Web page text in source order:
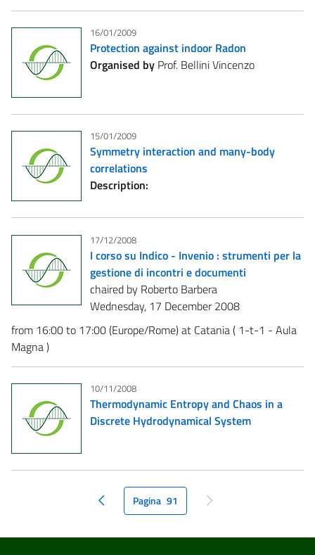
16/01/2009
Protection against indoor Radon
Organised by Prof. Bellini Vincenzo
15/01/2009
Symmetry interaction and many-body
correlations
Description:
17/12/2008
I corso su Indico - Invenio : strumenti per la
gestione di incontri e documenti
chaired by Roberto Barbera
Wednesday, 17 December 2008
from 16:00 to 17:00 (Europe/Rome) at Catania ( 1-t-1 - Aula
Magna )
10/11/2008
Thermodynamic Entropy and Chaos in a
Discrete Hydrodynamical System
pagina precedente
Pagina 91 pagina seguente